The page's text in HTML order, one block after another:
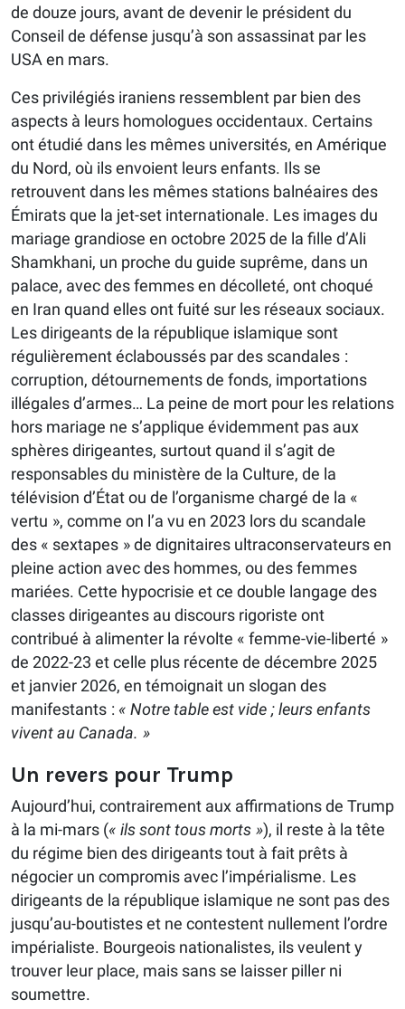
de douze jours, avant de devenir le président du
Conseil de défense jusqu’à son assassinat par les
USA en mars.
Ces privilégiés iraniens ressemblent par bien des
aspects à leurs homologues occidentaux. Certains
ont étudié dans les mêmes universités, en Amérique
du Nord, où ils envoient leurs enfants. Ils se
retrouvent dans les mêmes stations balnéaires des
Émirats que la jet-set internationale. Les images du
mariage grandiose en octobre 2025 de la fille d’Ali
Shamkhani, un proche du guide suprême, dans un
palace, avec des femmes en décolleté, ont choqué
en Iran quand elles ont fuité sur les réseaux sociaux.
Les dirigeants de la république islamique sont
régulièrement éclaboussés par des scandales :
corruption, détournements de fonds, importations
illégales d’armes… La peine de mort pour les relations
hors mariage ne s’applique évidemment pas aux
sphères dirigeantes, surtout quand il s’agit de
responsables du ministère de la Culture, de la
télévision d’État ou de l’organisme chargé de la «
vertu », comme on l’a vu en 2023 lors du scandale
des « sextapes » de dignitaires ultraconservateurs en
pleine action avec des hommes, ou des femmes
mariées. Cette hypocrisie et ce double langage des
classes dirigeantes au discours rigoriste ont
contribué à alimenter la révolte « femme-vie-liberté »
de 2022-23 et celle plus récente de décembre 2025
et janvier 2026, en témoignait un slogan des
manifestants : « Notre table est vide ; leurs enfants
vivent au Canada. »
Un revers pour Trump
Aujourd’hui, contrairement aux affirmations de Trump
à la mi-mars (« ils sont tous morts »), il reste à la tête
du régime bien des dirigeants tout à fait prêts à
négocier un compromis avec l’impérialisme. Les
dirigeants de la république islamique ne sont pas des
jusqu’au-boutistes et ne contestent nullement l’ordre
impérialiste. Bourgeois nationalistes, ils veulent y
trouver leur place, mais sans se laisser piller ni
soumettre.